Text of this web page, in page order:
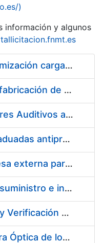
)
información y algunos
Pliego condiciones optimización cargas compras firmado
Acuerdo marco para la fabricación de piezas
Suministro de Protectores Auditivos a medida para las personas trabajadoras de los Centros de Trabajo de Madrid y Burgos
Suministro de gafas graduadas antiproyecciones para los trabajadores de la FNMT-RCM en los centros de trabajo de Madrid y Burgos
Servicios de una empresa externa para el asesoramiento y resolución de los recursos de alzada que se presentan relacionados con procesos de selección para la FNMT-RCM
Acuerdo marco para el suministro e instalación de persianas, estores y otros complementos
Servicio de Calibración y Verificación Externa de los Equipos de Medición del Servicio de Prevención de la FNMT-RCM
Conexión mediante Fibra Óptica de los Centros de Proceso de Datos (CPDs) de las sedes de la FNMT-RCM de Burgos y Madrid